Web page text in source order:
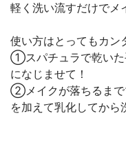
軽く洗い流すだけでメ
使い方はとってもカン
①スパチュラで乾いた
になじませて！
②メイクが落ちるまで
を加えて乳化してから